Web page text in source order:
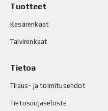
Tuotteet
Kesärenkaat
Talvirenkaat
Tietoa
Tilaus- ja toimitusehdot
Tietosuojaseloste